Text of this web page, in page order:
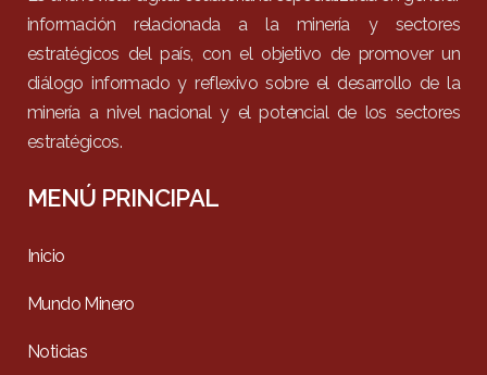
información relacionada a la minería y sectores
estratégicos del país, con el objetivo de promover un
diálogo informado y reflexivo sobre el desarrollo de la
minería a nivel nacional y el potencial de los sectores
estratégicos.
MENÚ PRINCIPAL
Inicio
Mundo Minero
Noticias